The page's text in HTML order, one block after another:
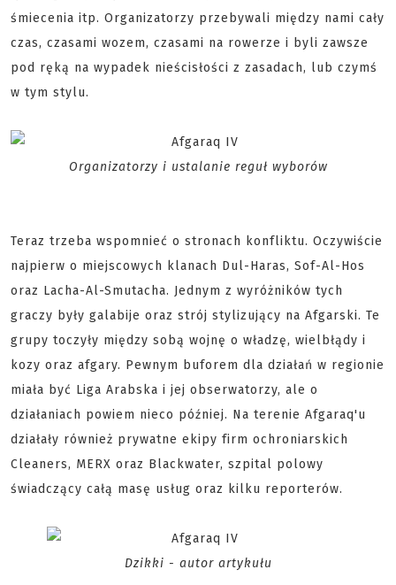
śmiecenia itp. Organizatorzy przebywali między nami cały
czas, czasami wozem, czasami na rowerze i byli zawsze
pod ręką na wypadek nieścisłości z zasadach, lub czymś
w tym stylu.
Organizatorzy i ustalanie reguł wyborów
Teraz trzeba wspomnieć o stronach konfliktu. Oczywiście
najpierw o miejscowych klanach Dul-Haras, Sof-Al-Hos
oraz Lacha-Al-Smutacha. Jednym z wyróżników tych
graczy były galabije oraz strój stylizujący na Afgarski. Te
grupy toczyły między sobą wojnę o władzę, wielbłądy i
kozy oraz afgary. Pewnym buforem dla działań w regionie
miała być Liga Arabska i jej obserwatorzy, ale o
działaniach powiem nieco później. Na terenie Afgaraq'u
działały również prywatne ekipy firm ochroniarskich
Cleaners, MERX oraz Blackwater, szpital polowy
świadczący całą masę usług oraz kilku reporterów.
Dzikki - autor artykułu